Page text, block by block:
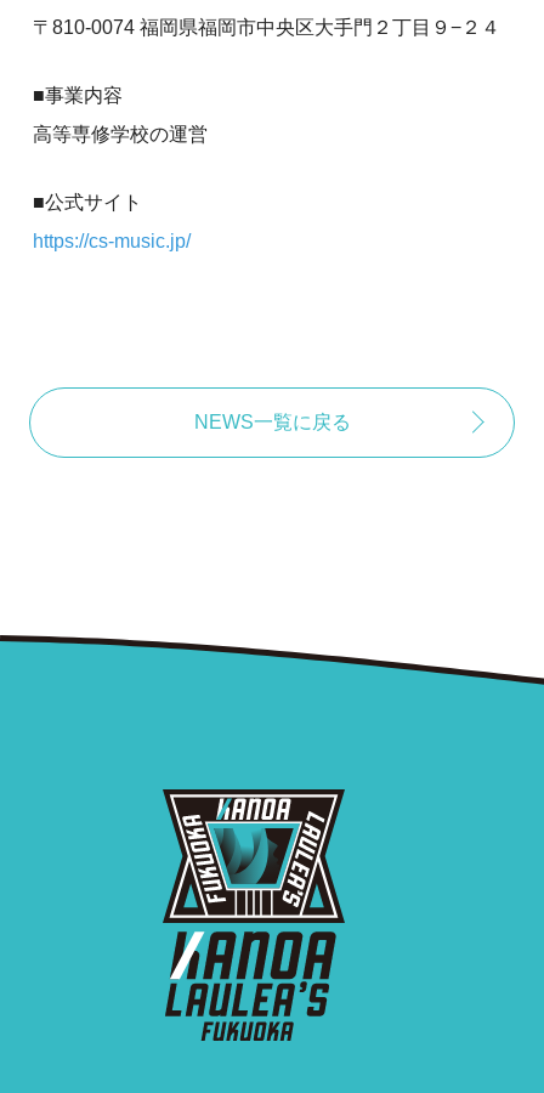
〒810-0074 福岡県福岡市中央区大手門２丁目９−２４
■事業内容
高等専修学校の運営
■公式サイト
https://cs-music.jp/
NEWS一覧に戻る